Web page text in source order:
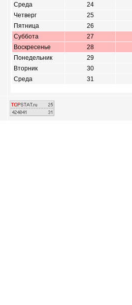
Среда
24
Четверг
25
Пятница
26
Суббота
27
Воскресенье
28
Понедельник
29
Вторник
30
Среда
31